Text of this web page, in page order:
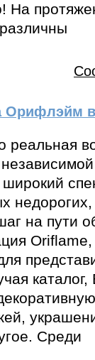
На
Орифлэйм
реальная
недорогих,
на пути
Среди